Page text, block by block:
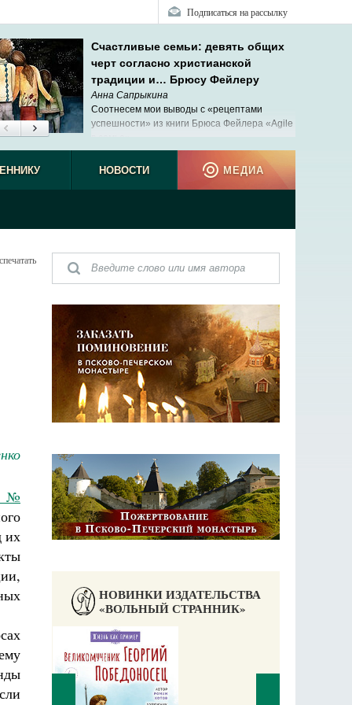
Подписаться на рассылку
Счастливые семьи: девять общих
черт согласно христианской
традиции и… Брюсу Фейлеру
Анна Сапрыкина
Соотнесем мои выводы с «рецептами
успешности» из книги Брюса Фейлера «Agile
НОВОСТИ МЕДИА
№
их
НОВИНКИ ИЗДАТЕЛЬСТВА
«ВОЛЬНЫЙ СТРАННИК»